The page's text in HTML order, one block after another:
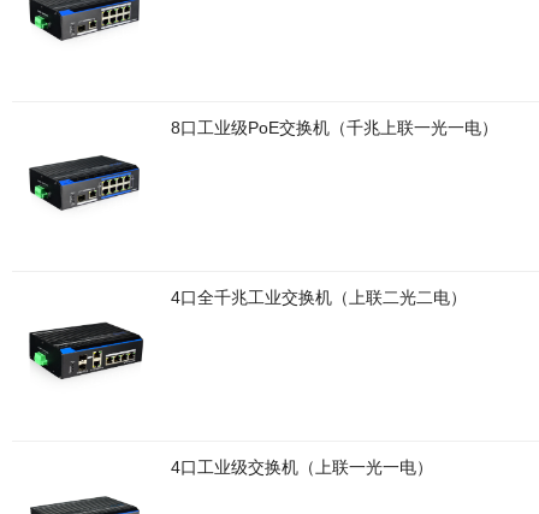
8口工业级PoE交换机（千兆上联一光一电）
4口全千兆工业交换机（上联二光二电）
4口工业级交换机（上联一光一电）